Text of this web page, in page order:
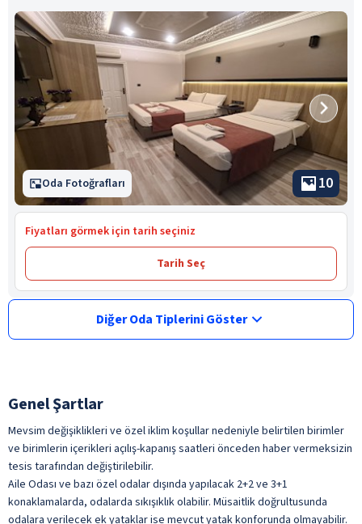
Oda Fotoğrafları 10
Fiyatları görmek için tarih seçiniz
Tarih Seç
Diğer Oda Tiplerini Göster
Genel Şartlar
Mevsim değişiklikleri ve özel iklim koşullar nedeniyle belirtilen birimler
ve birimlerin içerikleri açılış-kapanış saatleri önceden haber vermeksizin
tesis tarafından değiştirilebilir.
Aile Odası ve bazı özel odalar dışında yapılacak 2+2 ve 3+1
konaklamalarda, odalarda sıkışıklık olabilir. Müsaitlik doğrultusunda
odalara verilecek ek yataklar ise mevcut yatak konforunda olmayabilir.